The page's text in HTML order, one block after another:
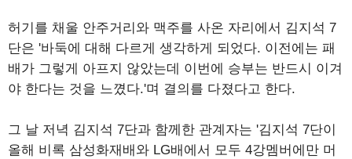
허기를 채울 안주거리와 맥주를 사온 자리에서 김지석 7
단은 '바둑에 대해 다르게 생각하게 되었다. 이전에는 패
배가 그렇게 아프지 않았는데 이번에 승부는 반드시 이겨
야 한다는 것을 느꼈다.'며 결의를 다졌다고 한다.
그 날 저녁 김지석 7단과 함께한 관계자는 '김지석 7단이
올해 비록 삼성화재배와 LG배에서 모두 4강멤버에만 머